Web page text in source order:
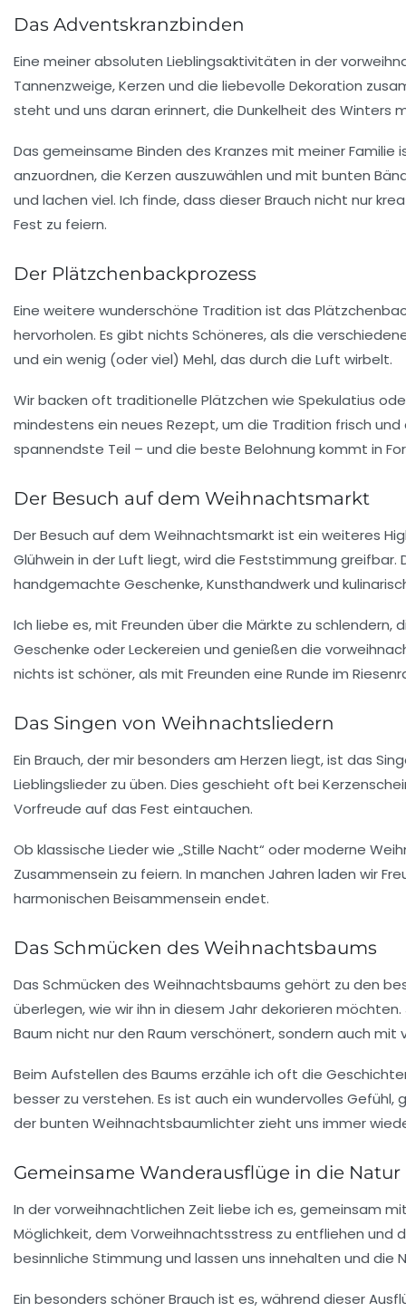
Das Adventskranzbinden
Eine meiner absoluten Lieblingsaktivitäten in der
Tannenzweige, Kerzen und die liebevolle Dekoration
steht und uns daran erinnert, die Dunkelheit des Winters
Das gemeinsame Binden des Kranzes mit meiner
anzuordnen, die Kerzen auszuwählen und mit bunten
und lachen viel. Ich finde, dass dieser Brauch nicht nur
Fest zu feiern.
Der Plätzchenbackprozess
Eine weitere wunderschöne Tradition ist das
hervorholen. Es gibt nichts Schöneres, als die
und ein wenig (oder viel) Mehl, das durch die Luft wirbelt.
Wir backen oft traditionelle Plätzchen wie Spekulatius
mindestens ein neues Rezept, um die Tradition frisch
spannendste Teil – und die beste Belohnung kommt in
Der Besuch auf dem Weihnachtsmarkt
DerBesuch auf dem Weihnachtsmarkt ist ein weiteres
Glühwein in der Luft liegt, wird die Feststimmung
handgemachte Geschenke, Kunsthandwerk und
Ich liebe es, mit Freunden über die Märkte zu
Geschenke oder Leckereien und genießen die
nichts ist schöner, als mit Freunden eine Runde im
Das Singen von Weihnachtsliedern
Ein Brauch, der mir besonders am Herzen liegt, ist das
Lieblingslieder zu üben. Dies geschieht oft bei
Vorfreude auf das Fest eintauchen.
Ob klassische Lieder wie „Stille Nacht“ oder moderne
Zusammensein zu feiern. In manchen Jahren laden wir
harmonischen Beisammensein endet.
Das Schmücken des Weihnachtsbaums
Das Schmücken des Weihnachtsbaums gehört zu den
überlegen, wie wir ihn in diesem Jahr dekorieren
Baum nicht nur den Raum verschönert, sondern auch
Beim Aufstellen des Baums erzähle ich oft die
besser zu verstehen. Es ist auch ein wundervolles
der bunten Weihnachtsbaumlichter zieht uns immer
Gemeinsame Wanderausflüge in die Natur
In der vorweihnachtlichen Zeit liebe ich es, gemeinsam
Möglichkeit, dem Vorweihnachtsstress zu entfliehen und
besinnliche Stimmung und lassen uns innehalten und die
Ein besonders schöner Brauch ist es, während dieser